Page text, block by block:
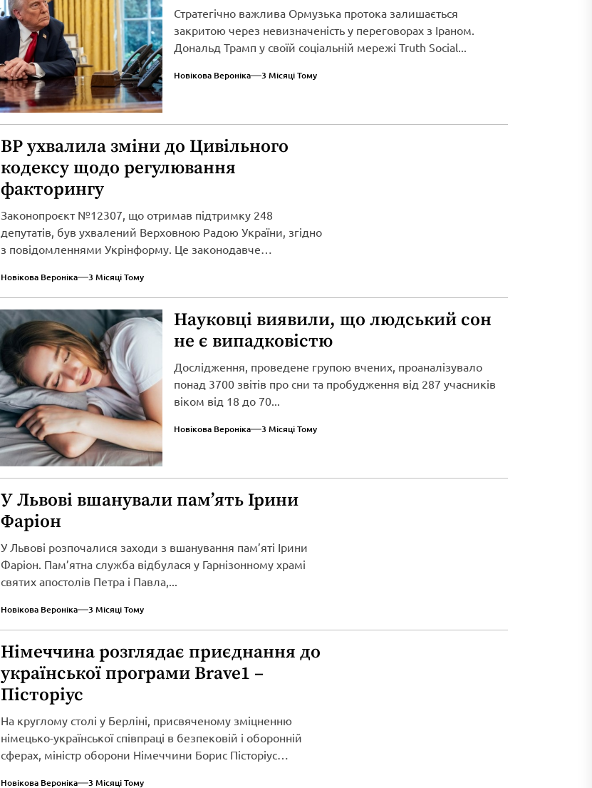
Стратегічно важлива Ормузька протока залишається
закритою через невизначеність у переговорах з Іраном.
Дональд Трамп у своїй соціальній мережі Truth Social...
Новікова Вероніка 3 Місяці Тому
ВР ухвалила зміни до Цивільного
кодексу щодо регулювання
факторингу
Законопроєкт №12307, що отримав підтримку 248
депутатів, був ухвалений Верховною Радою України, згідно
з повідомленнями Укрінформу. Це законодавче
Новікова Вероніка 3 Місяці Тому
Науковці виявили, що людський сон
не є випадковістю
Дослідження, проведене групою вчених, проаналізувало
понад 3700 звітів про сни та пробудження від 287 учасників
віком від 18 до 70...
Новікова Вероніка 3 Місяці Тому
У Львові вшанували пам’ять Ірини
Фаріон
У Львові розпочалися заходи з вшанування пам’яті Ірини
Фаріон. Пам’ятна служба відбулася у Гарнізонному храмі
святих апостолів Петра і Павла,...
Новікова Вероніка 3 Місяці Тому
Німеччина розглядає приєднання до
української програми Brave1 –
Пісторіус
На круглому столі у Берліні, присвяченому зміцненню
німецько-української співпраці в безпековій і оборонній
сферах, міністр оборони Німеччини Борис Пісторіус
Новікова Вероніка 3 Місяці Тому